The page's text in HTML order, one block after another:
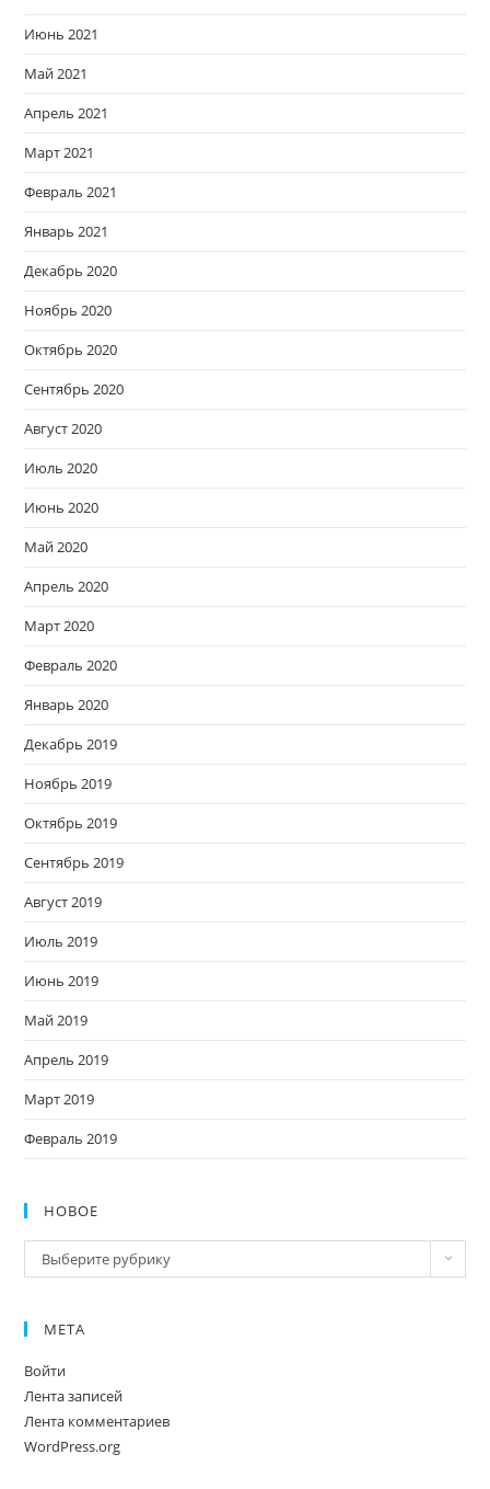
Июнь 2021
Май 2021
Апрель 2021
Март 2021
Февраль 2021
Январь 2021
Декабрь 2020
Ноябрь 2020
Октябрь 2020
Сентябрь 2020
Август 2020
Июль 2020
Июнь 2020
Май 2020
Апрель 2020
Март 2020
Февраль 2020
Январь 2020
Декабрь 2019
Ноябрь 2019
Октябрь 2019
Сентябрь 2019
Август 2019
Июль 2019
Июнь 2019
Май 2019
Апрель 2019
Март 2019
Февраль 2019
НОВОЕ
Новое
Выберите рубрику
МЕТА
Войти
Лента записей
Лента комментариев
WordPress.org